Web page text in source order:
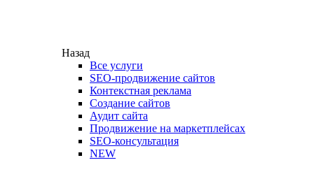
Назад
Все услуги
SEO-продвижение сайтов
Контекстная реклама
Создание сайтов
Аудит сайта
Продвижение на маркетплейсах
SEO-консультация
NEW